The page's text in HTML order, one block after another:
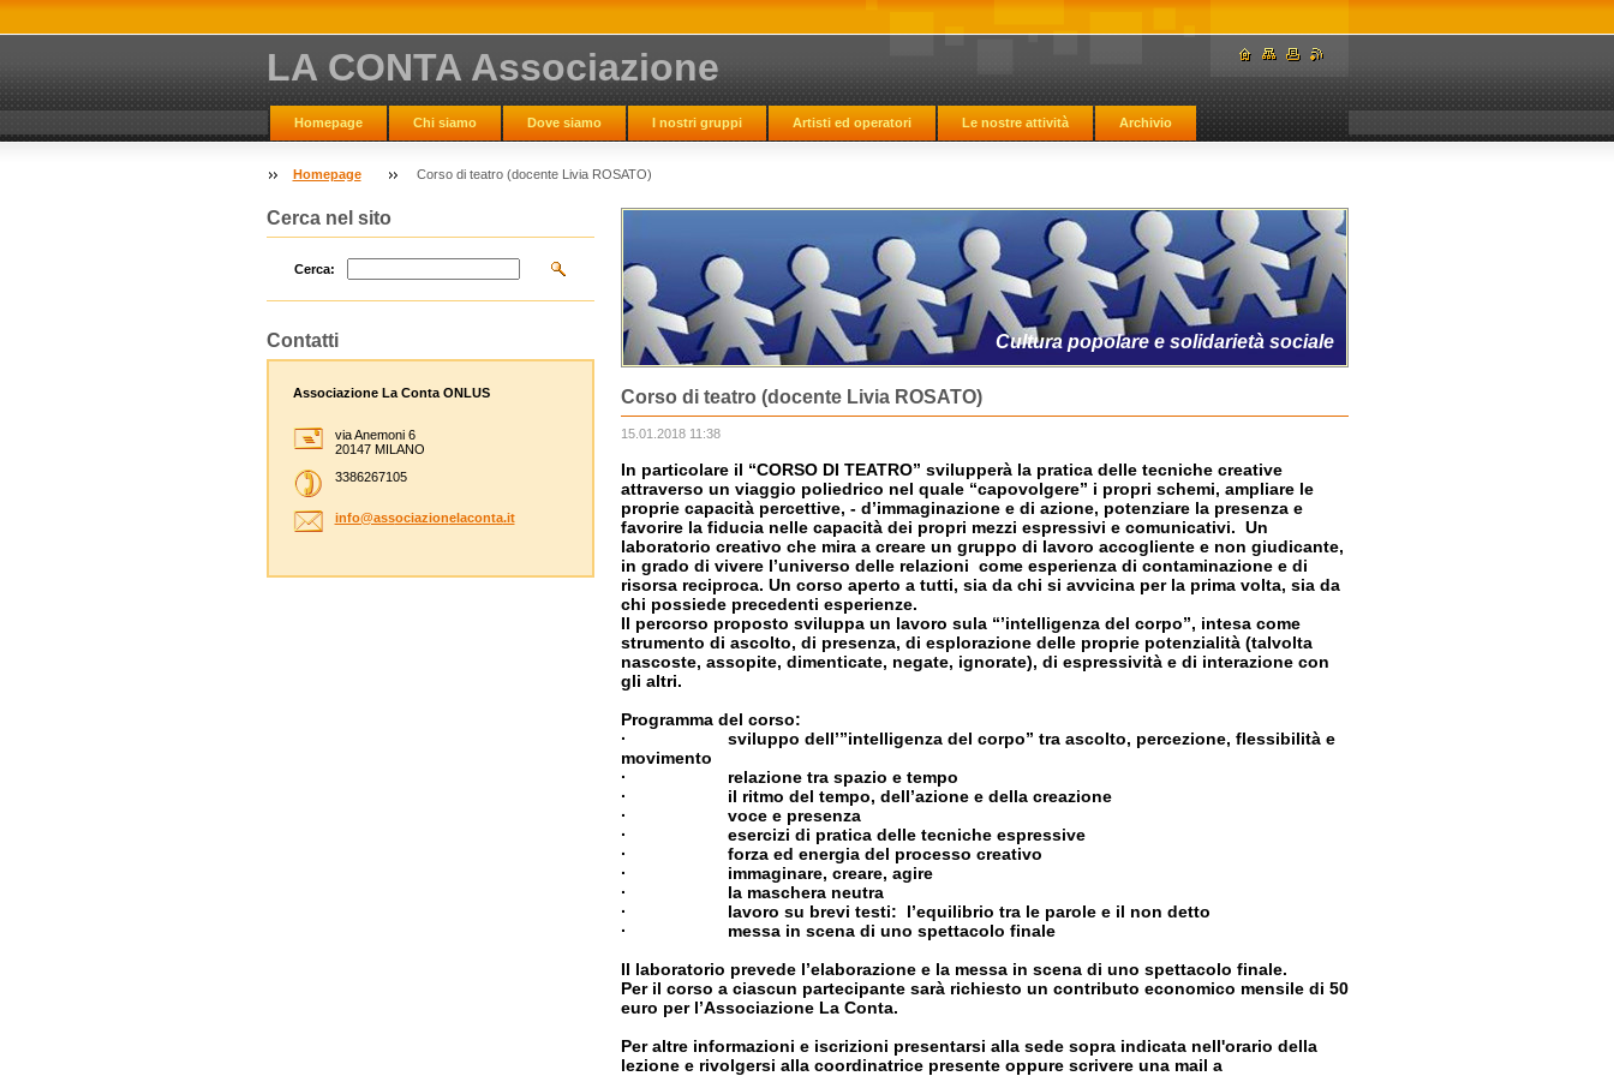
LA CONTA Associazione
Homepage Chi siamo Dove siamo I nostri gruppi Artisti ed operatori Le nostre attività Archivio
Homepage Corso di teatro (docente Livia ROSATO)
Cultura popolare e solidarietà sociale
Corso di teatro (docente Livia ROSATO)
15.01.2018 11:38
In particolare il “CORSO DI TEATRO” svilupperà la pratica delle tecniche creative
attraverso un viaggio poliedrico nel quale “capovolgere” i propri schemi, ampliare le
proprie capacità percettive, - d’immaginazione e di azione, potenziare la presenza e
favorire la fiducia nelle capacità dei propri mezzi espressivi e comunicativi. Un
laboratorio creativo che mira a creare un gruppo di lavoro accogliente e non giudicante,
in grado di vivere l’universo delle relazioni come esperienza di contaminazione e di
risorsa reciproca. Un corso aperto a tutti, sia da chi si avvicina per la prima volta, sia da
chi possiede precedenti esperienze.
Il percorso proposto sviluppa un lavoro sula “’intelligenza del corpo”, intesa come
strumento di ascolto, di presenza, di esplorazione delle proprie potenzialità (talvolta
nascoste, assopite, dimenticate, negate, ignorate), di espressività e di interazione con
gli altri.
Programma del corso:
· sviluppo dell’”intelligenza del corpo” tra ascolto, percezione, flessibilità e
movimento
· relazione tra spazio e tempo
· il ritmo del tempo, dell’azione e della creazione
· voce e presenza
· esercizi di pratica delle tecniche espressive
· forza ed energia del processo creativo
· immaginare, creare, agire
· la maschera neutra
· lavoro su brevi testi: l’equilibrio tra le parole e il non detto
· messa in scena di uno spettacolo finale
Il laboratorio prevede l’elaborazione e la messa in scena di uno spettacolo finale.
Per il corso a ciascun partecipante sarà richiesto un contributo economico mensile di 50
euro per l’Associazione La Conta.
Per altre informazioni e iscrizioni presentarsi alla sede sopra indicata nell'orario della
lezione e rivolgersi alla coordinatrice presente oppure scrivere una mail a
Cerca nel sito
Cerca:
Contatti
Associazione La Conta ONLUS
via Anemoni 6
20147 MILANO
3386267105
info@associazionelaconta.it